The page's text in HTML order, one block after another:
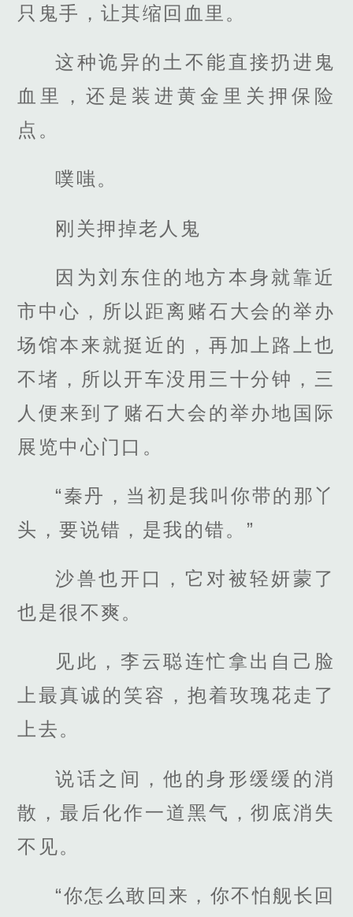
只鬼手，让其缩回血里。
这种诡异的土不能直接扔进鬼
血里，还是装进黄金里关押保险
点。
噗嗤。
刚关押掉老人鬼
因为刘东住的地方本身就靠近
市中心，所以距离赌石大会的举办
场馆本来就挺近的，再加上路上也
不堵，所以开车没用三十分钟，三
人便来到了赌石大会的举办地国际
展览中心门口。
“秦丹，当初是我叫你带的那丫
头，要说错，是我的错。”
沙兽也开口，它对被轻妍蒙了
也是很不爽。
见此，李云聪连忙拿出自己脸
上最真诚的笑容，抱着玫瑰花走了
上去。
说话之间，他的身形缓缓的消
散，最后化作一道黑气，彻底消失
不见。
“你怎么敢回来，你不怕舰长回